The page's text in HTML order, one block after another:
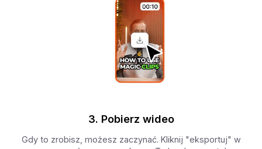
3. Pobierz wideo
Gdy to zrobisz, możesz zaczynać. Kliknij "eksportuj" w